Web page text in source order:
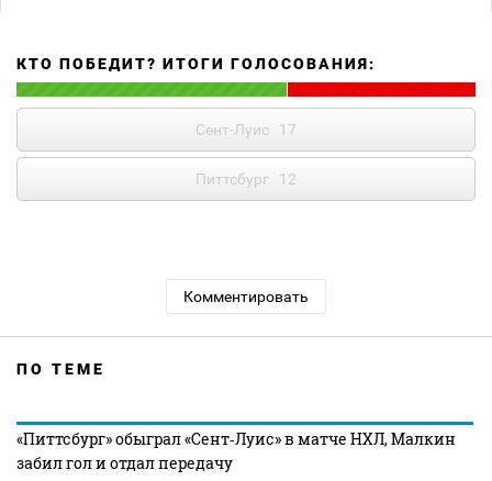
КТО ПОБЕДИТ? ИТОГИ ГОЛОСОВАНИЯ:
Сент-Луис 17
Питтсбург 12
Комментировать
ПО ТЕМЕ
«Питтсбург» обыграл «Сент‑Луис» в матче НХЛ, Малкин
забил гол и отдал передачу